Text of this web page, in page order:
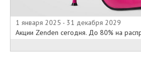
1 января 2025 - 31 декабря 2029
Акции Zenden сегодня. До 80% на